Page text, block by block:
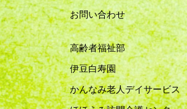
お問い合わせ
高齢者福祉部
伊豆白寿園
かんなみ老人デイサービス